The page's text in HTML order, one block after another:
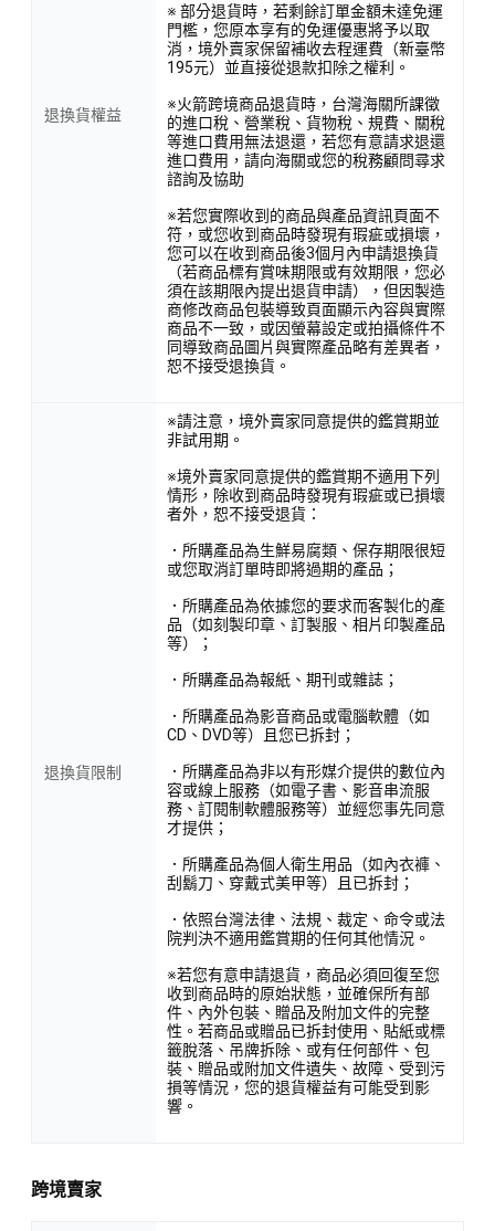
退換貨權益
※ 部分退貨時，若剩餘訂單金額未達免運
門檻，您原本享有的免運優惠將予以取
消，境外賣家保留補收去程運費（新臺幣
195元）並直接從退款扣除之權利。
※火箭跨境商品退貨時，台灣海關所課徵
的進口稅、營業稅、貨物稅、規費、關稅
等進口費用無法退還，若您有意請求退還
進口費用，請向海關或您的稅務顧問尋求
諮詢及協助
※若您實際收到的商品與產品資訊頁面不
符，或您收到商品時發現有瑕疵或損壞，
您可以在收到商品後3個月內申請退換貨
（若商品標有賞味期限或有效期限，您必
須在該期限內提出退貨申請），但因製造
商修改商品包裝導致頁面顯示內容與實際
商品不一致，或因螢幕設定或拍攝條件不
同導致商品圖片與實際產品略有差異者，
恕不接受退換貨。
退換貨限制
※請注意，境外賣家同意提供的鑑賞期並
非試用期。
※境外賣家同意提供的鑑賞期不適用下列
情形，除收到商品時發現有瑕疵或已損壞
者外，恕不接受退貨：
．所購產品為生鮮易腐類、保存期限很短
或您取消訂單時即將過期的產品；
．所購產品為依據您的要求而客製化的產
品（如刻製印章、訂製服、相片印製產品
等）；
．所購產品為報紙、期刊或雜誌；
．所購產品為影音商品或電腦軟體（如
CD、DVD等）且您已拆封；
．所購產品為非以有形媒介提供的數位內
容或線上服務（如電子書、影音串流服
務、訂閱制軟體服務等）並經您事先同意
才提供；
．所購產品為個人衛生用品（如內衣褲、
刮鬍刀、穿戴式美甲等）且已拆封；
．依照台灣法律、法規、裁定、命令或法
院判決不適用鑑賞期的任何其他情況。
※若您有意申請退貨，商品必須回復至您
收到商品時的原始狀態，並確保所有部
件、內外包裝、贈品及附加文件的完整
性。若商品或贈品已拆封使用、貼紙或標
籤脫落、吊牌拆除、或有任何部件、包
裝、贈品或附加文件遺失、故障、受到污
損等情況，您的退貨權益有可能受到影
響。
跨境賣家